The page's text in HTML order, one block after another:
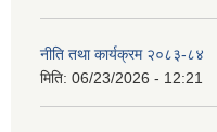
नीति तथा कार्यक्रम २०८३-८४
मिति: 06/23/2026 - 12:21